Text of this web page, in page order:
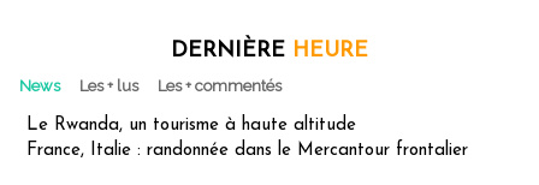
DERNIÈRE HEURE
News Les + lus Les + commentés
Le Rwanda, un tourisme à haute altitude
France, Italie : randonnée dans le Mercantour frontalier